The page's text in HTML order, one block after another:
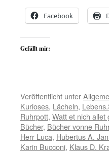
Facebook
Gefällt mir:
Veröffentlicht unter
Kurioses, Lächeln,
Ruhrpott, Watt et nich allet
Bücher, Bücher vonne Ruhr
Herr Luca, Hubertus A.
Karin Bucconi, Klaus D.